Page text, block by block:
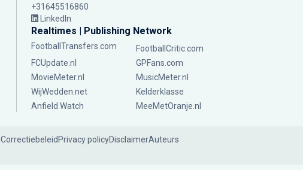
+31645516860
LinkedIn
Realtimes | Publishing Network
FootballTransfers.com
FootballCritic.com
FCUpdate.nl
GPFans.com
MovieMeter.nl
MusicMeter.nl
WijWedden.net
Kelderklasse
Anfield Watch
MeeMetOranje.nl
Correctiebeleid Privacy policyDisclaimerAuteurs